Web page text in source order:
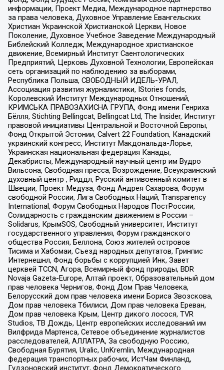
информации, Проект Медиа, Международное партнерство
за права человека, Духовное Управление Евангельских
Христиан Украинской Христианской Церкви, Новое
Поколение, Духовное Учебное Заведение Международный
Библейский Колледж, Международное христианское
движение, Всемирный Институт Саентологических
Предприятий, Церковь Духовной Технологии, Европейская
сеть организаций по наблюдению за выборами,
Республика Польша, СВОБОДНЫЙ ИДЕЛЬ-УРАЛ,
Ассоциация развития журналистики, IStories fonds,
Королевский Институт Международных Отношений,
КРИМСЬКА ПРАВОЗАХИСНА ГРУПА, Фонд имени Генриха
Бёлля, Stichting Bellingcat, Bellingcat Ltd, The Insider, Институт
правовой инициативы Центральной и Восточной Европы,
Фонд Открытой Эстонии, Calvert 22 Foundation, Канадский
украинский конгресс, Институт Макдональда-Лорье,
Украинская национальная федерация Канады,
Декабристы, Международный научный центр им Вудро
Вильсона, Свободная пресса, Возрождение, Всеукраинский
духовный центр , Риддл, Русский антивоенный комитет в
Швеции, Проект Медуза, Фонд Андрея Сахарова, Форум
свободной России, Лига Свободных Наций, Transparеncy
International, Форум Свободных Народов ПостРоссии,
Солидарность с гражданским движением в России –
Solidarus, КрымSOS, Свободный университет, Институт
государственного управления, Форум гражданского
общества Россия, Беллона, Союз жителей островов
Тисима и Хабомаи, Съезд народных депутатов, Гринпис
Интернешнл, Фонд борьбы с коррупцией Инк, Завет
церквей TCCN, Агора, Всемирный фонд природы, BDR
Novaja Gazeta-Europe, Алтай проект, Образовательный дом
прав человека Чернигов, Фонд Дом Прав Человека,
Белорусский дом прав человека имени Бориса Звозскова,
Дом прав человека Тбилиси, Дом прав человека Ереван,
Дом прав человека Крым, Центр дикого лосося, TVR
Studios, ТВ Дождь, Центр европейских исследований им
Вилфрида Мартенса, Сетевое объединение журналистов
расследователей, АЛЛАТРА, За свободную Россию,
Свободная Бурятия, Uralic, UnKremlin, Международная
федерация транспортных рабочих, ИстЧам Финланд,
Гудзоновский институт, Фонд Демократического